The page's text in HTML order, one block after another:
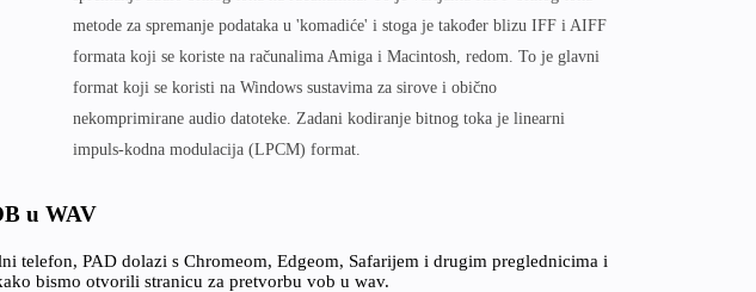
metode za spremanje podataka u 'komadiće' i stoga je također blizu IFF i AIFF
formata koji se koriste na računalima Amiga i Macintosh, redom. To je glavni
format koji se koristi na Windows sustavima za sirove i obično
nekomprimirane audio datoteke. Zadani kodiranje bitnog toka je linearni
impuls-kodna modulacija (LPCM) format.
u WAV
telefon, PAD dolazi s Chromeom, Edgeom, Safarijem i drugim preglednicima i
bismo otvorili stranicu za pretvorbu vob u wav.